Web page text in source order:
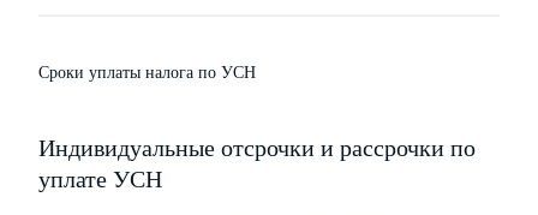
Сроки уплаты налога по УСН
Индивидуальные отсрочки и рассрочки по
уплате УСН